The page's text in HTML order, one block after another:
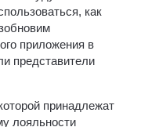
как
приложения в
представители
принадлежат
лояльности